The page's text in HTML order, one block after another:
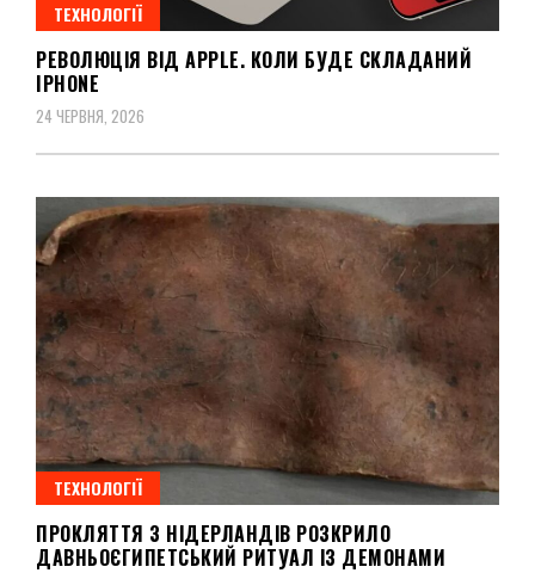
ТЕХНОЛОГІЇ
РЕВОЛЮЦІЯ ВІД APPLE. КОЛИ БУДЕ СКЛАДАНИЙ
IPHONE
24 ЧЕРВНЯ, 2026
ТЕХНОЛОГІЇ
ПРОКЛЯТТЯ З НІДЕРЛАНДІВ РОЗКРИЛО
ДАВНЬОЄГИПЕТСЬКИЙ РИТУАЛ ІЗ ДЕМОНАМИ